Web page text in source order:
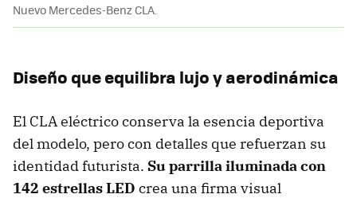
Nuevo Mercedes-Benz CLA.
Diseño que equilibra lujo y aerodinámica
El CLA eléctrico conserva la esencia deportiva
del modelo, pero con detalles que refuerzan su
identidad futurista. Su parrilla iluminada con
142 estrellas LED crea una firma visual